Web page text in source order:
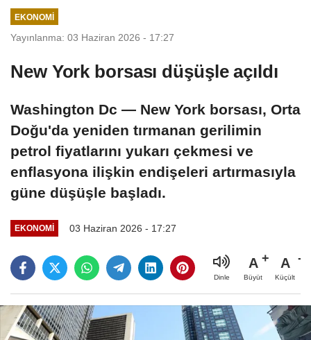
töreni
düze
transf
Oldu!
İşte
Sonu
ç (1-
1)
EKONOMI
Yayınlanma: 03 Haziran 2026 - 17:27
New York borsası düşüşle açıldı
Washington Dc — New York borsası, Orta
Doğu'da yeniden tırmanan gerilimin
petrol fiyatlarını yukarı çekmesi ve
enflasyona ilişkin endişeleri artırmasıyla
güne düşüşle başladı.
EKONOMI 03 Haziran 2026 - 17:27
Dinle
A
Büyüt
A
Küçült